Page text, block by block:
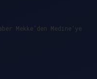
Mekke’den Medine’ye